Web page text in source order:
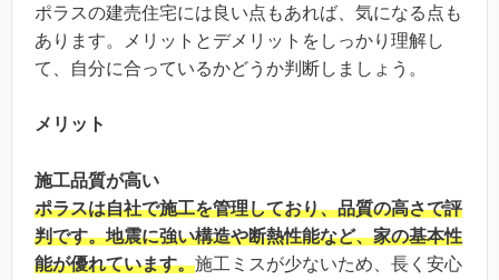
ポラスの建売住宅には良い点もあれば、気になる点も
あります。メリットとデメリットをしっかり理解し
て、自分に合っているかどうか判断しましょう。
メリット
施工品質が高い
ポラスは自社で施工を管理しており、品質の高さで評
判です。地震に強い構造や断熱性能など、家の基本性
能が優れています。施工ミスが少ないため、長く安心